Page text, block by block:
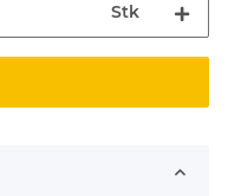
Stk